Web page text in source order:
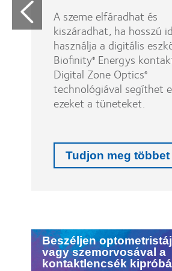
A szeme elfáradhat és
kiszáradhat, ha hosszú
használja a digitális
Biofinity® Energys
Digital Zone Optics®
technológiával segíthet
ezeket a tüneteket.
Tudjon meg többet
Beszéljen
vagy szemorvosával a
kontaktlencsék